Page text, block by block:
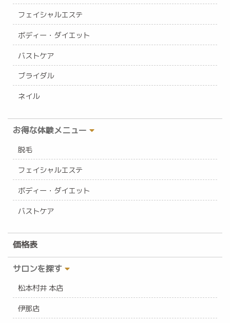
フェイシャルエステ
ボディー・ダイエット
バストケア
ブライダル
ネイル
お得な体験メニュー
脱毛
フェイシャルエステ
ボディー・ダイエット
バストケア
価格表
サロンを探す
松本村井 本店
伊那店